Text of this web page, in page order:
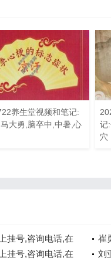
养生堂视频和笔记:
大勇,脑卒中,中暑,心
记
穴
挂号,咨询电话,在
崔
线
挂号,咨询电话,在 刘